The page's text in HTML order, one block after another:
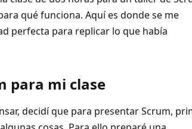
qué funciona. Aquí es donde se me
perfecta para replicar lo que había
para mi clase
decidí que para presentar Scrum,